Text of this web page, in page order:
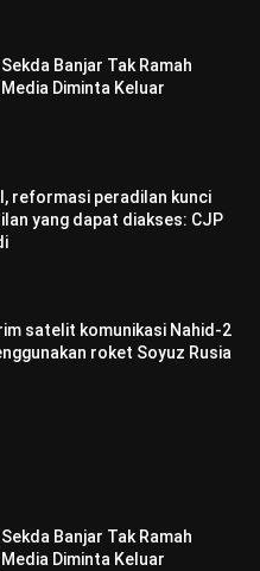
Banjar Tak Ramah
Diminta Keluar
reformasi peradilan kunci
yang dapat diakses: CJP
satelit komunikasi Nahid-2
roket Soyuz Rusia
Banjar Tak Ramah
Diminta Keluar